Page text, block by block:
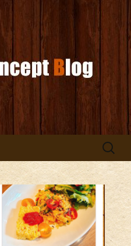
プトブログ
検